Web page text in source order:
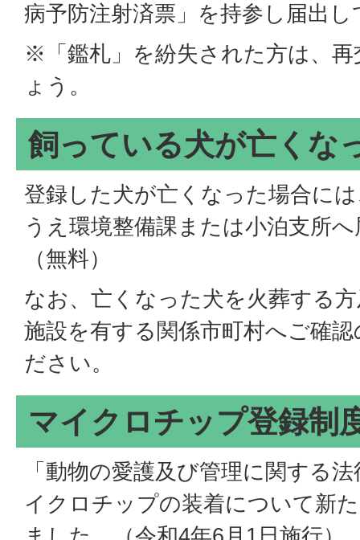
病予防注射済票」を持参し届出
※「鑑札」を紛失された方は、
ょう。
飼っている犬が亡くな
登録した犬が亡くなった場合に
うえ環境整備課または小泊支所
（無料）
なお、亡くなった犬を火葬する
施設を有する関係市町村へご確
ださい。
マイクロチップ登録制
「動物の愛護及び管理に関する
イクロチップの装着について新